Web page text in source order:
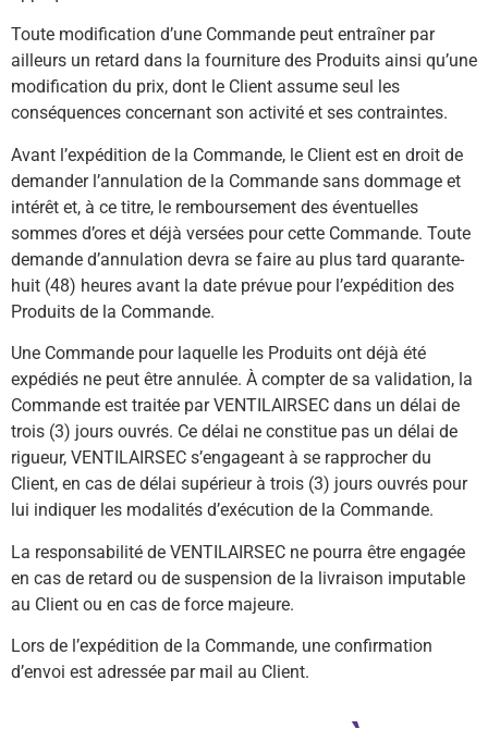
Toute modification d’une Commande peut entraîner par
ailleurs un retard dans la fourniture des Produits ainsi qu’une
modification du prix, dont le Client assume seul les
conséquences concernant son activité et ses contraintes.
Avant l’expédition de la Commande, le Client est en droit de
demander l’annulation de la Commande sans dommage et
intérêt et, à ce titre, le remboursement des éventuelles
sommes d’ores et déjà versées pour cette Commande. Toute
demande d’annulation devra se faire au plus tard quarante-
huit (48) heures avant la date prévue pour l’expédition des
Produits de la Commande.
Une Commande pour laquelle les Produits ont déjà été
expédiés ne peut être annulée. À compter de sa validation, la
Commande est traitée par VENTILAIRSEC dans un délai de
trois (3) jours ouvrés. Ce délai ne constitue pas un délai de
rigueur, VENTILAIRSEC s’engageant à se rapprocher du
Client, en cas de délai supérieur à trois (3) jours ouvrés pour
lui indiquer les modalités d’exécution de la Commande.
La responsabilité de VENTILAIRSEC ne pourra être engagée
en cas de retard ou de suspension de la livraison imputable
au Client ou en cas de force majeure.
Lors de l’expédition de la Commande, une confirmation
d’envoi est adressée par mail au Client.